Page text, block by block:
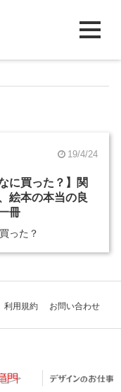
19/4/24
に買った？】関
絵本の本当の良
冊
った？
利用規約 お問い合わせ